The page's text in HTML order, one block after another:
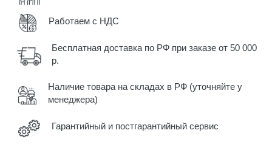
Работаем с НДС
Бесплатная доставка по РФ при заказе от 50 000
р.
Наличие товара на складах в РФ (уточняйте у
менеджера)
Гарантийный и постгарантийный сервис